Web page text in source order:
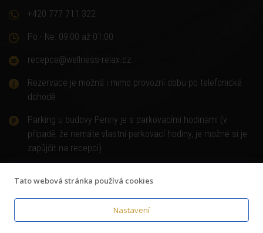
+420 777 711 322
Po - Ne: 09:00 až 01:00
recepce@wellness-relax.cz
Rezervace je možná i mimo provozní dobu po telefonické
dohodě
Parking u budovy Penny je s parkovacími hodinami (v
případě, že nemáte vlastní parkovací hodiny, je možné si je
zapůjčit na recepci)
© Copyright 2018Wellness-relax.cz,Všeobecné obchodní
Tato webová stránka používá cookies
Nastavení